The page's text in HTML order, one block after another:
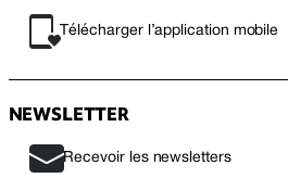
Télécharger l’application mobile
NEWSLETTER
Recevoir les newsletters